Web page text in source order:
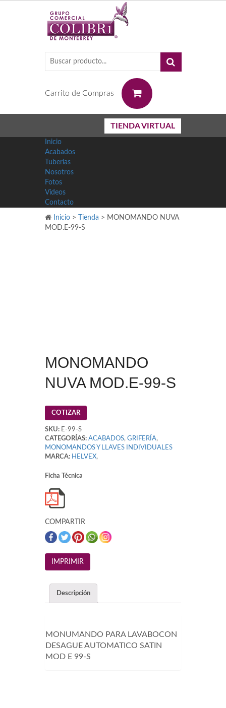
Carrito de Compras
TIENDA VIRTUAL
Inicio
Acabados
Tuberias
Nosotros
Fotos
Videos
Contacto
Inicio > Tienda > MONOMANDO NUVA
MOD.E-99-S
MONOMANDO
NUVA MOD.E-99-S
COTIZAR
SKU: E-99-S
CATEGORÍAS: ACABADOS, GRIFERÍA,
MONOMANDOS Y LLAVES INDIVIDUALES
MARCA: HELVEX,
Ficha Técnica
COMPARTIR
Descripción
MONUMANDO PARA LAVABOCON
DESAGUE AUTOMATICO SATIN
MOD E 99-S